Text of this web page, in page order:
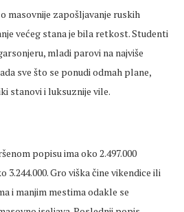
masovnije zapošljavanje ruskih
većeg stana je bila retkost. Studenti
mladi parovi na najviše
sve što se ponudi odmah plane,
stanovi i luksuznije vile.
popisu ima oko 2.497.000
3.244.000. Gro viška čine vikendice ili
i manjim mestima odakle se